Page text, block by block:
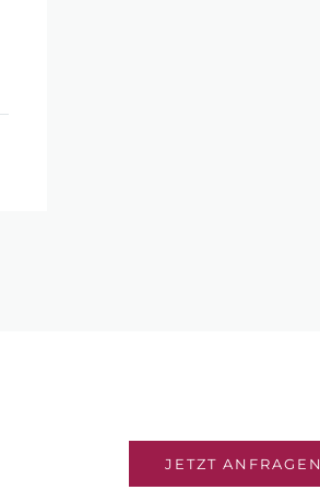
JETZT ANFRAGEN